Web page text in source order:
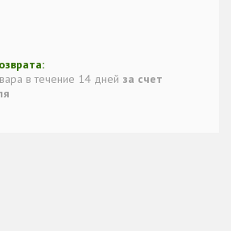
в течение 14 дней за счет